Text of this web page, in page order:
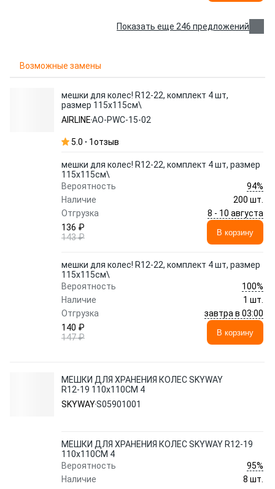
Показать еще 246 предложений
Возможные замены
мешки для колес! R12-22, комплект 4 шт,
размер 115х115см\
AIRLINEAO-PWC-15-02
5.0 1отзыв
мешки для колес! R12-22, комплект 4 шт, размер
115х115см\
Вероятность
94%
Наличие
200 шт.
Отгрузка
8 - 10 августа
136 ₽
143 ₽
В корзину
мешки для колес! R12-22, комплект 4 шт, размер
115х115см\
Вероятность
100%
Наличие
1 шт.
Отгрузка
завтра в 03:00
140 ₽
147 ₽
В корзину
МЕШКИ ДЛЯ ХРАНЕНИЯ КОЛЕС SKYWAY
R12-19 110x110СМ 4
SKYWAYS05901001
МЕШКИ ДЛЯ ХРАНЕНИЯ КОЛЕС SKYWAY R12-19
110x110СМ 4
Вероятность
95%
Наличие
8 шт.